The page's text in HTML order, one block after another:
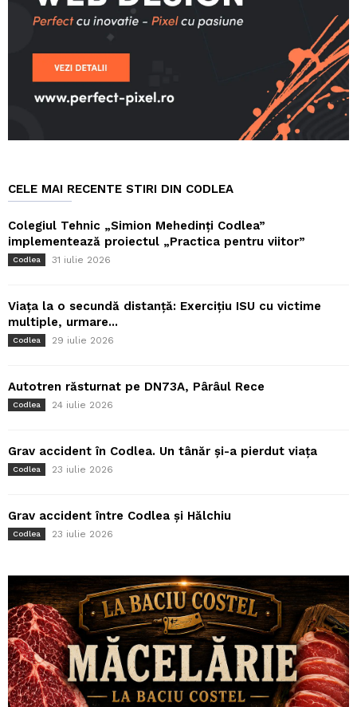
CELE MAI RECENTE STIRI DIN CODLEA
Colegiul Tehnic „Simion Mehedinți Codlea”
implementează proiectul „Practica pentru viitor”
Codlea 31 iulie 2026
Viața la o secundă distanță: Exercițiu ISU cu victime
multiple, urmare...
Codlea 29 iulie 2026
Autotren răsturnat pe DN73A, Pârâul Rece
Codlea 24 iulie 2026
Grav accident în Codlea. Un tânăr și-a pierdut viața
Codlea 23 iulie 2026
Grav accident între Codlea și Hălchiu
Codlea 23 iulie 2026